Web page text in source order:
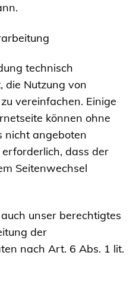
technisch
die Nutzung von
vereinfachen. Einige
können ohne
nicht angeboten
dass der
Seitenwechsel
unser berechtigtes
der
nach Art. 6 Abs. 1 lit.